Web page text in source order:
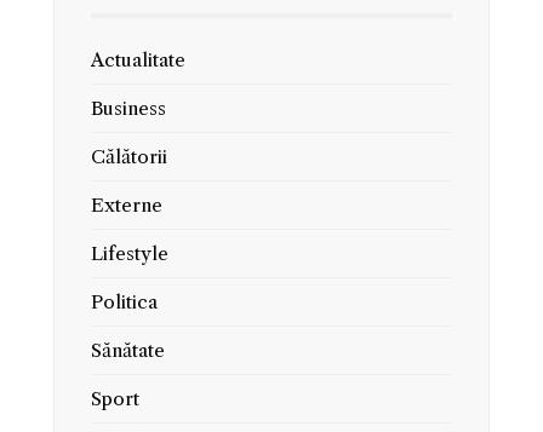
Actualitate
Business
Călătorii
Externe
Lifestyle
Politica
Sănătate
Sport